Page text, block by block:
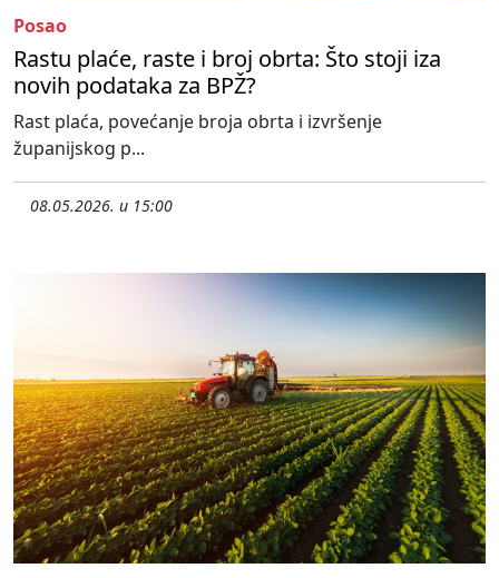
Posao
Rastu plaće, raste i broj obrta: Što stoji iza
novih podataka za BPŽ?
Rast plaća, povećanje broja obrta i izvršenje
županijskog p...
08.05.2026. u 15:00